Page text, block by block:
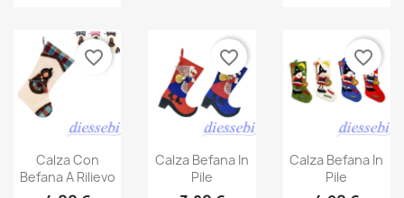
Calza Con
Befana A Rilievo
favorite_border
Calza Befana In
Pile
favorite_border
Calza Befana In
Pile
favorite_border